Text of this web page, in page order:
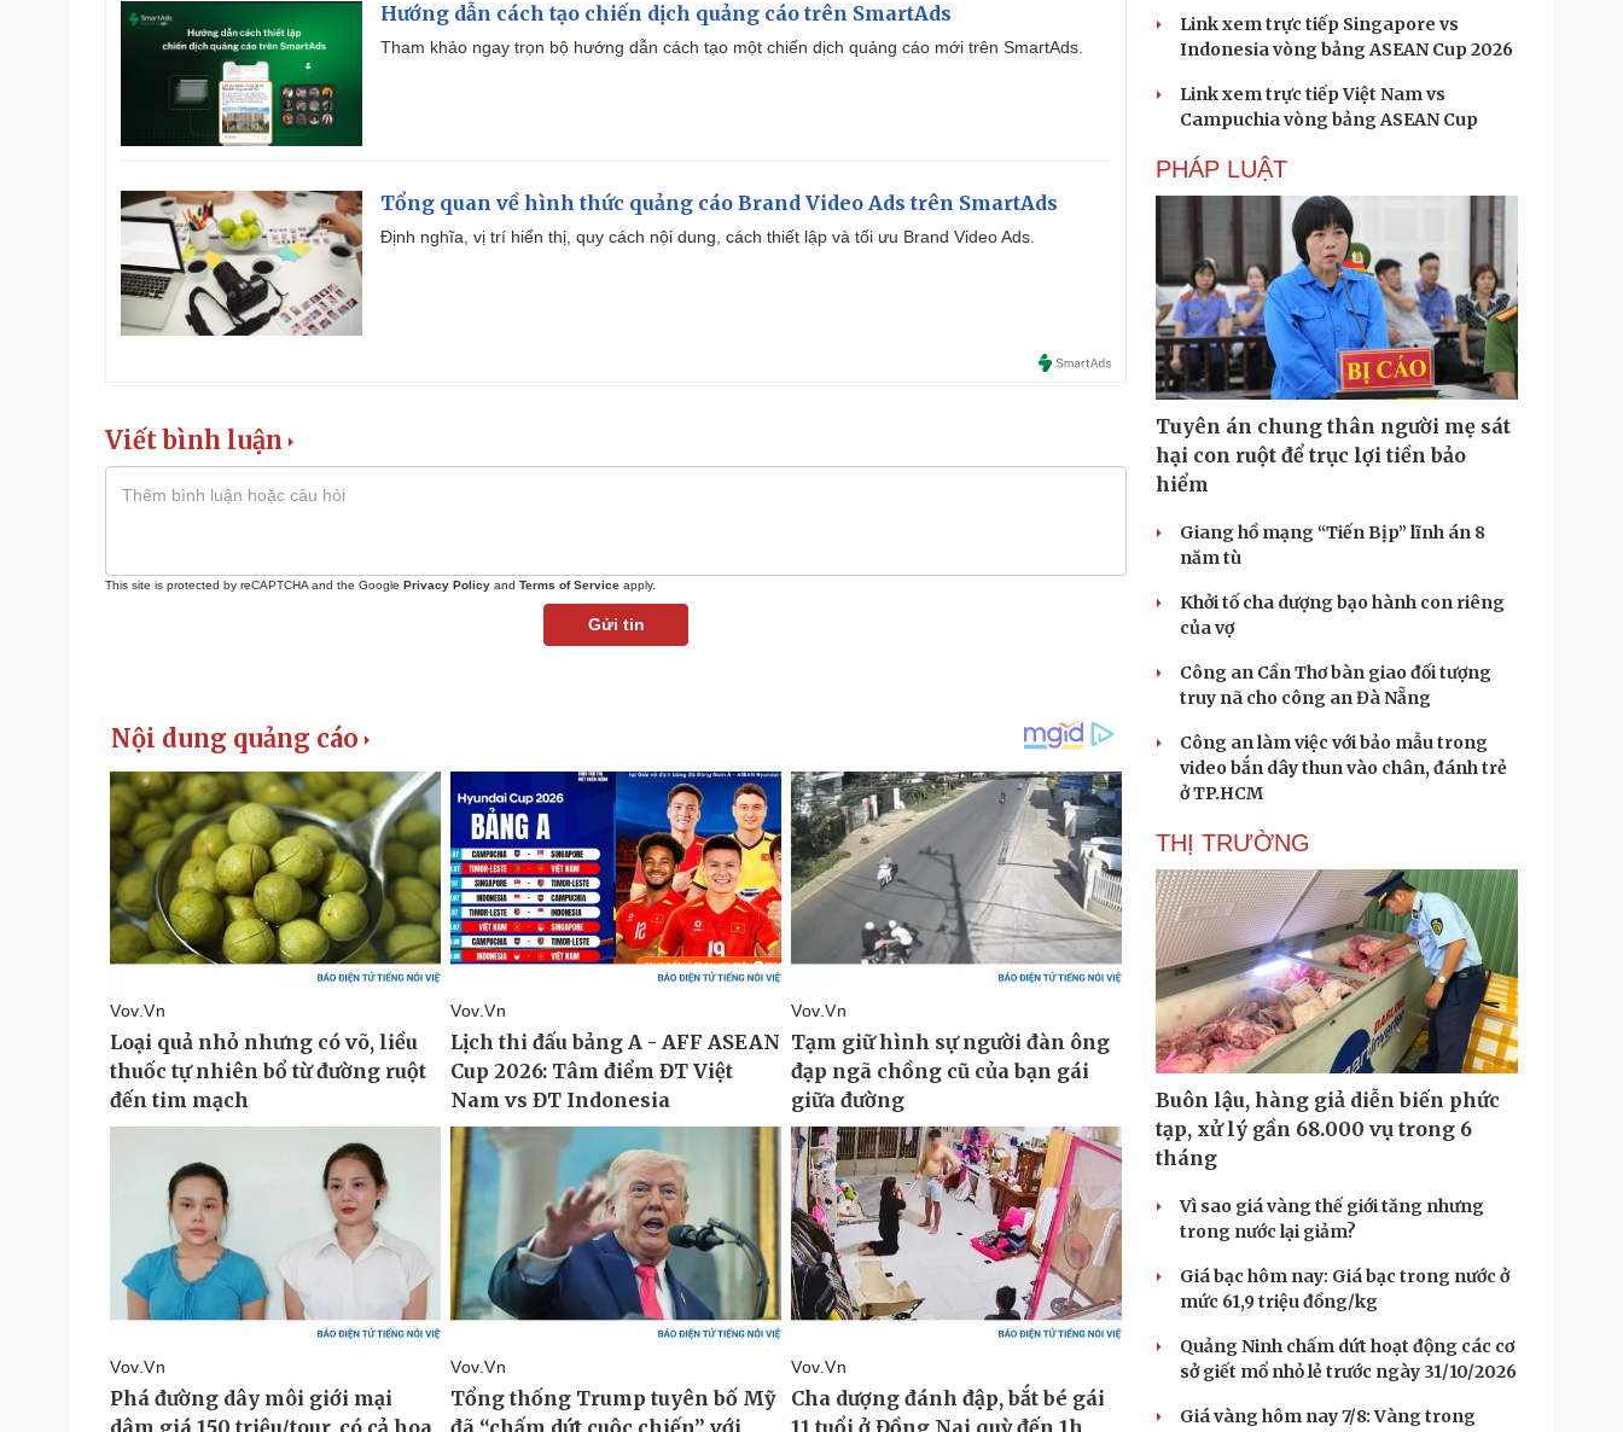
Hướng dẫn cách tạo chiến dịch quảng cáo trên SmartAds
Tham khảo ngay trọn bộ hướng dẫn cách tạo một chiến dịch quảng cáo mới trên SmartAds.
Tổng quan về hình thức quảng cáo Brand Video Ads trên SmartAds
Định nghĩa, vị trí hiển thị, quy cách nội dung, cách thiết lập và tối ưu Brand Video Ads.
Viết bình luận
This site is protected by reCAPTCHA and the Google Privacy Policy and Terms of Service apply.
Gửi tin
Link xem trực tiếp Singapore vs
Indonesia vòng bảng ASEAN Cup 2026
Link xem trực tiếp Việt Nam vs
Campuchia vòng bảng ASEAN Cup
PHÁP LUẬT
Tuyên án chung thân người mẹ sát
hại con ruột để trục lợi tiền bảo
hiểm
Giang hồ mạng “Tiến Bịp” lĩnh án 8
năm tù
Khởi tố cha dượng bạo hành con riêng
của vợ
Công an Cần Thơ bàn giao đối tượng
truy nã cho công an Đà Nẵng
Công an làm việc với bảo mẫu trong
video bắn dây thun vào chân, đánh trẻ
ở TP.HCM
THỊ TRƯỜNG
Buôn lậu, hàng giả diễn biến phức
tạp, xử lý gần 68.000 vụ trong 6
tháng
Vì sao giá vàng thế giới tăng nhưng
trong nước lại giảm?
Giá bạc hôm nay: Giá bạc trong nước ở
mức 61,9 triệu đồng/kg
Quảng Ninh chấm dứt hoạt động các cơ
sở giết mổ nhỏ lẻ trước ngày 31/10/2026
Giá vàng hôm nay 7/8: Vàng trong